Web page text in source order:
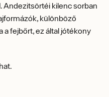
Andezitsörtéi kilenc sorban
különböző
a fejbőrt, ez által jótékony